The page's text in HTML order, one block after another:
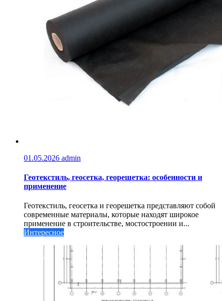
01.05.2026 admin
Геотекстиль, геосетка, георешетка: особенности и
применение
Геотекстиль, геосетка и георешетка представляют собой
современные материалы, которые находят широкое
применение в строительстве, мостостроении и...
Интересное